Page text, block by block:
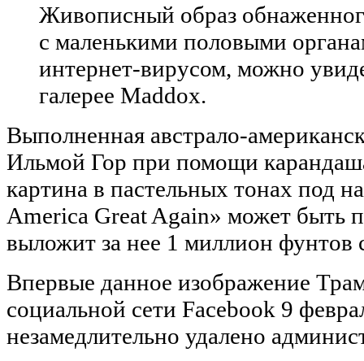
Живописный образ
с маленькими половыми
интернет-вирусом, можно
галерее Maddox.
Выполненная австрало-
Ильмой Гор при помощи
картина в пастельных тонах под
America Great Again» может быть
выложит за нее 1 миллион фунтов
Впервые данное изображение
социальной сети Facebook 9
незамедлительно удалено